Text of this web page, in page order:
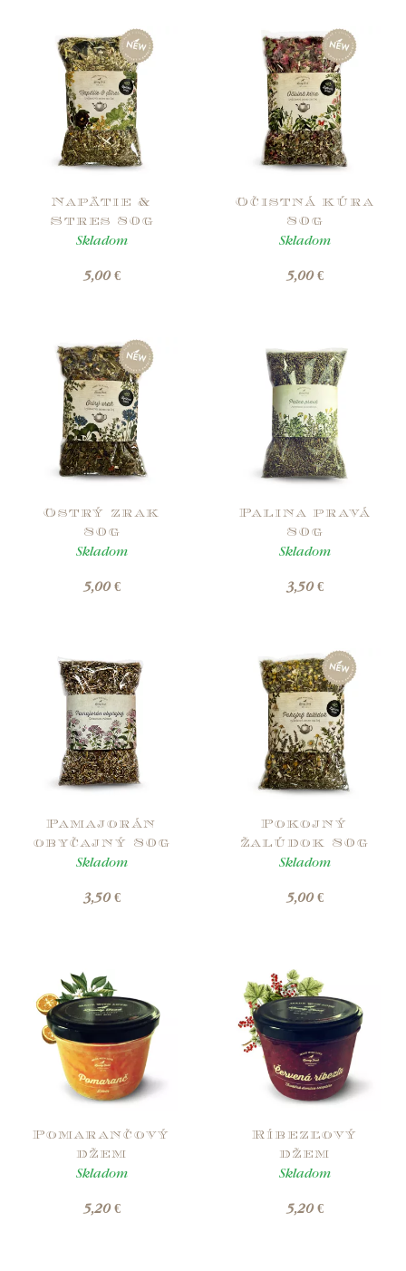
Napätie &
Stres 80g
Skladom
5,00 €
Očistná kúra
80g
Skladom
5,00 €
Ostrý zrak
80g
Skladom
5,00 €
Palina pravá
80g
Skladom
3,50 €
Pamajorán
obyčajný 80g
Skladom
3,50 €
Pokojný
žalúdok 80g
Skladom
5,00 €
Pomarančový
džem
Skladom
5,20 €
Ríbezľový
džem
Skladom
5,20 €